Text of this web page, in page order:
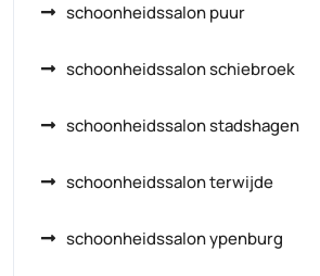
schoonheidssalon puur
schoonheidssalon schiebroek
schoonheidssalon stadshagen
schoonheidssalon terwijde
schoonheidssalon ypenburg